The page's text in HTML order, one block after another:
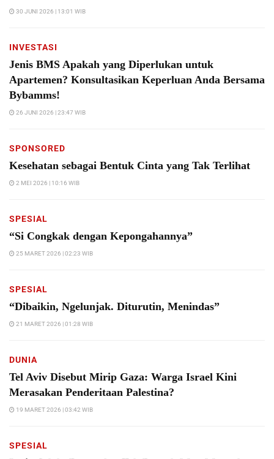
30 JUNI 2026 | 13:01 WIB
INVESTASI
Jenis BMS Apakah yang Diperlukan untuk
Apartemen? Konsultasikan Keperluan Anda Bersama
Bybamms!
26 JUNI 2026 | 23:47 WIB
SPONSORED
Kesehatan sebagai Bentuk Cinta yang Tak Terlihat
2 MEI 2026 | 10:16 WIB
SPESIAL
“Si Congkak dengan Kepongahannya”
25 MARET 2026 | 02:23 WIB
SPESIAL
“Dibaikin, Ngelunjak. Diturutin, Menindas”
21 MARET 2026 | 01:28 WIB
DUNIA
Tel Aviv Disebut Mirip Gaza: Warga Israel Kini
Merasakan Penderitaan Palestina?
19 MARET 2026 | 03:42 WIB
SPESIAL